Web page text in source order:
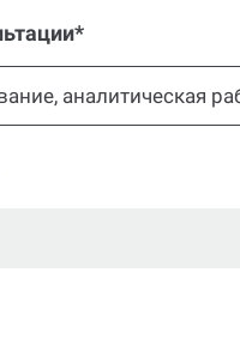
аналитическая